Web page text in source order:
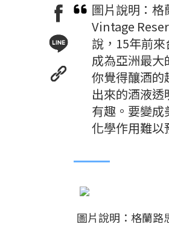
圖片說明：
Vintage
說，15年前
成為亞洲最大
你覺得釀酒的
出來的酒液
有趣。要變
化學作用難以
圖片說明：格蘭路